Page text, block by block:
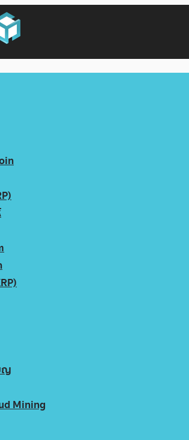
ญ
Mining